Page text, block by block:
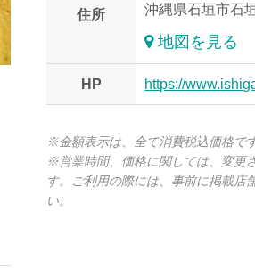
住所
沖縄県石垣市石
地図を見る
HP https://
※金額表示は、全て消費税込価格です
※営業時間、価格に関しては、変更
す。ご利用の際には、事前に掲載店
い。